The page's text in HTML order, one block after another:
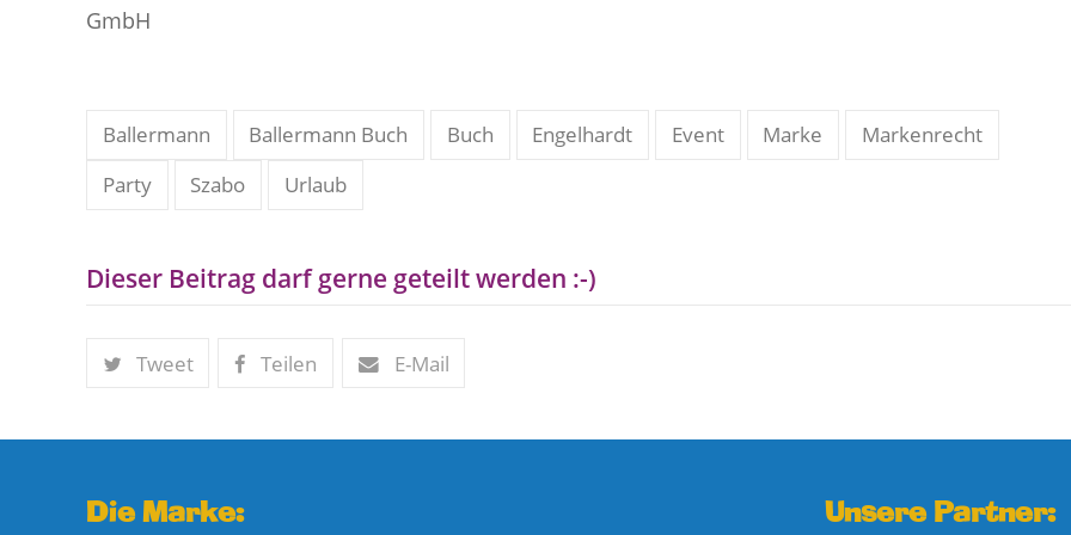
GmbH
Ballermann Ballermann Buch Buch Engelhardt Event Marke
Markenrecht
Party
Szabo Urlaub
Dieser Beitrag darf gerne geteilt werden :-)
Tweet Teilen E-Mail
Die Marke: Unsere Partner: